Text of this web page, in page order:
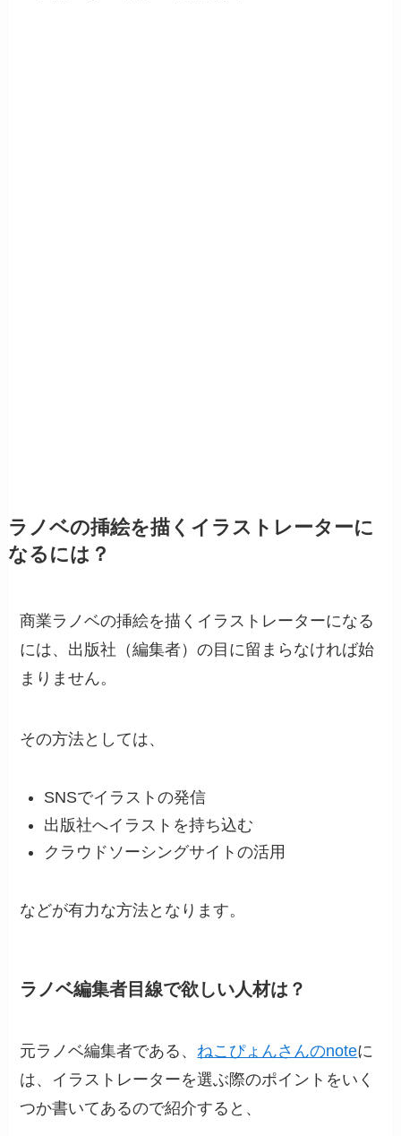
ラノベの挿絵を描くイラストレーターに
なるには？
商業ラノベの挿絵を描くイラストレーターになる
には、出版社（編集者）の目に留まらなければ始
まりません。
その方法としては、
SNSでイラストの発信
出版社へイラストを持ち込む
クラウドソーシングサイトの活用
などが有力な方法となります。
ラノベ編集者目線で欲しい人材は？
元ラノベ編集者である、 ねこぴょんさんのnoteに
は、イラストレーターを選ぶ際のポイントをいく
つか書いてあるので紹介すると、